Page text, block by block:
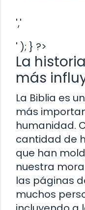
','
' ); } ?>
La
más
La Biblia es
más
humanidad.
cantidad de
que han
nuestra
las páginas
muchos